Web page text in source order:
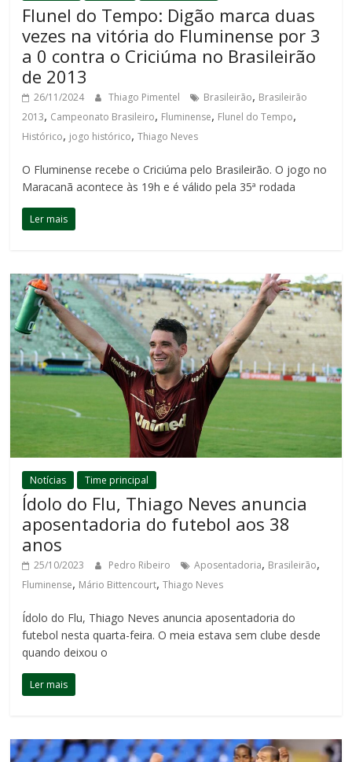
Flunel do Tempo: Digão marca duas
vezes na vitória do Fluminense por 3
a 0 contra o Criciúma no Brasileirão
de 2013
26/11/2024 Thiago Pimentel Brasileirão, Brasileirão
2013, Campeonato Brasileiro, Fluminense, Flunel do Tempo,
Histórico, jogo histórico,Thiago Neves
O Fluminense recebe o Criciúma pelo Brasileirão. O jogo no
Maracanã acontece às 19h e é válido pela 35ª rodada
Ler mais
Notícias Time principal
Ídolo do Flu, Thiago Neves anuncia
aposentadoria do futebol aos 38
anos
25/10/2023 Pedro Ribeiro Aposentadoria, Brasileirão,
Fluminense, Mário Bittencourt,Thiago Neves
Ídolo do Flu, Thiago Neves anuncia aposentadoria do
futebol nesta quarta-feira. O meia estava sem clube desde
quando deixou o
Ler mais